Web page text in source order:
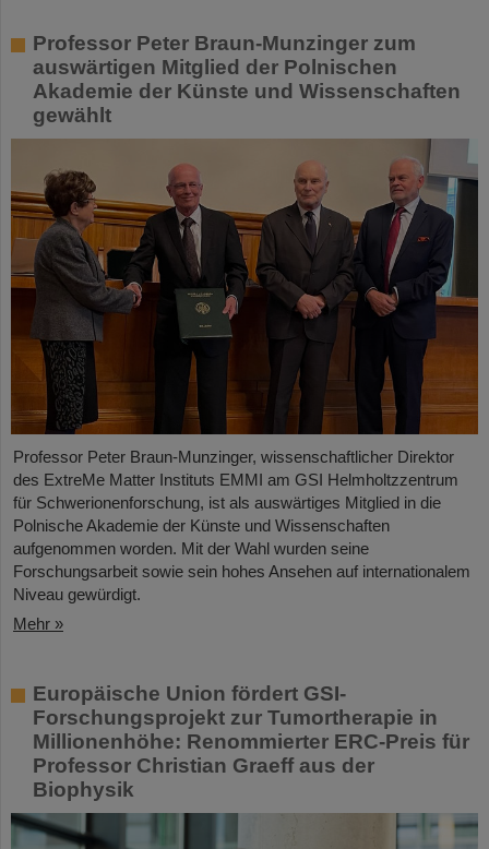
Professor Peter Braun-Munzinger zum
auswärtigen Mitglied der Polnischen
Akademie der Künste und Wissenschaften
gewählt
Professor Peter Braun-Munzinger, wissenschaftlicher Direktor
des ExtreMe Matter Instituts EMMI am GSI Helmholtzzentrum
für Schwerionenforschung, ist als auswärtiges Mitglied in die
Polnische Akademie der Künste und Wissenschaften
aufgenommen worden. Mit der Wahl wurden seine
Forschungsarbeit sowie sein hohes Ansehen auf internationalem
Niveau gewürdigt.
Mehr »
Europäische Union fördert GSI-
Forschungsprojekt zur Tumortherapie in
Millionenhöhe: Renommierter ERC-Preis für
Professor Christian Graeff aus der
Biophysik